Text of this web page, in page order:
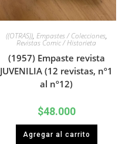
((OTRAS)), Empastes / Colecciones,
Revistas Comic / Historieta
(1957) Empaste revista
JUVENILIA (12 revistas, nº1
al nº12)
$48.000
Agregar al carrito